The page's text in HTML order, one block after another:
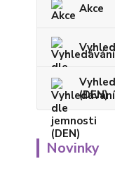
Akce
(DEN)
Novinky